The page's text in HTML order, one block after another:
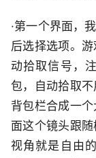
·第一个界面，
后选择选项。
动拾取信号，
包，自动拾取
背包栏合成一
面这个镜头跟
视角就是自由